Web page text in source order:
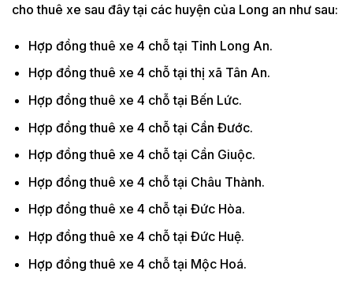
cho thuê xe sau đây tại các huyện của Long an như sau:
Hợp đồng thuê xe 4 chỗ tại Tỉnh Long An.
Hợp đồng thuê xe 4 chỗ tại thị xã Tân An.
Hợp đồng thuê xe 4 chỗ tại Bến Lức.
Hợp đồng thuê xe 4 chỗ tại Cần Đước.
Hợp đồng thuê xe 4 chỗ tại Cần Giuộc.
Hợp đồng thuê xe 4 chỗ tại Châu Thành.
Hợp đồng thuê xe 4 chỗ tại Đức Hòa.
Hợp đồng thuê xe 4 chỗ tại Đức Huệ.
Hợp đồng thuê xe 4 chỗ tại Mộc Hoá.